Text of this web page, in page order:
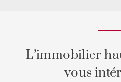
L’immobilier
vous